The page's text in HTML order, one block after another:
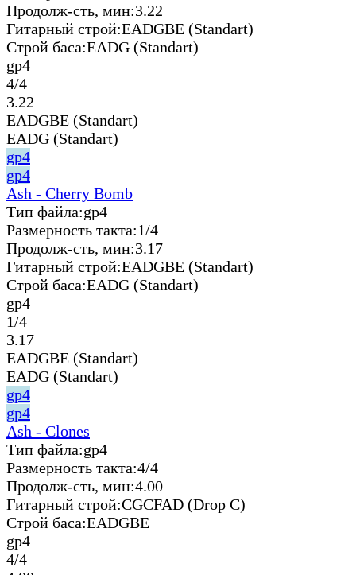
Продолж-сть, мин:3.22
Гитарный строй:EADGBE (Standart)
Строй баса:EADG (Standart)
gp4
4/4
3.22
EADGBE (Standart)
EADG (Standart)
gp4
gp4
Ash - Cherry Bomb
Тип файла:gp4
Размерность такта:1/4
Продолж-сть, мин:3.17
Гитарный строй:EADGBE (Standart)
Строй баса:EADG (Standart)
gp4
1/4
3.17
EADGBE (Standart)
EADG (Standart)
gp4
gp4
Ash - Clones
Тип файла:gp4
Размерность такта:4/4
Продолж-сть, мин:4.00
Гитарный строй:CGCFAD (Drop C)
Строй баса:EADGBE
gp4
4/4